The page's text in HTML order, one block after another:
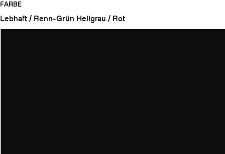
FARBE
Lebhaft / Renn-Grün Hellgrau / Rot